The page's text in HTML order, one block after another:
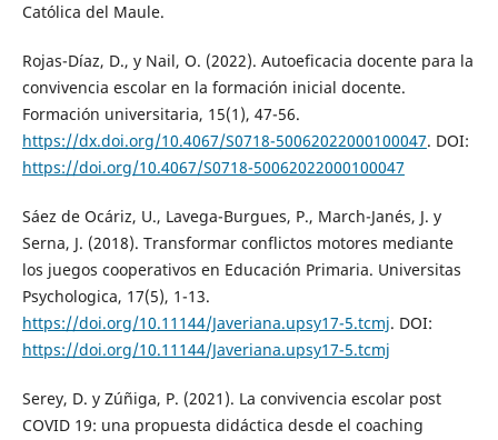
Católica del Maule.
Rojas-Díaz, D., y Nail, O. (2022). Autoeficacia docente para la
convivencia escolar en la formación inicial docente.
Formación universitaria, 15(1), 47-56.
https://dx.doi.org/10.4067/S0718-50062022000100047. DOI:
https://doi.org/10.4067/S0718-50062022000100047
Sáez de Ocáriz, U., Lavega-Burgues, P., March-Janés, J. y
Serna, J. (2018). Transformar conflictos motores mediante
los juegos cooperativos en Educación Primaria. Universitas
Psychologica, 17(5), 1-13.
https://doi.org/10.11144/Javeriana.upsy17-5.tcmj. DOI:
https://doi.org/10.11144/Javeriana.upsy17-5.tcmj
Serey, D. y Zúñiga, P. (2021). La convivencia escolar post
COVID 19: una propuesta didáctica desde el coaching